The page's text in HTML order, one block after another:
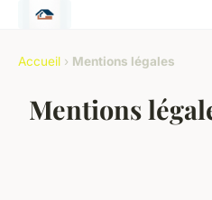
Accueil › Mentions légales
Mentions